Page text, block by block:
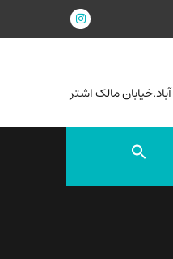
مالک اشتر
جستجو
برای: